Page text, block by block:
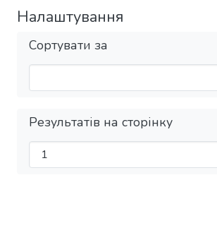
Налаштування
Сортувати за
Результатів на сторінку